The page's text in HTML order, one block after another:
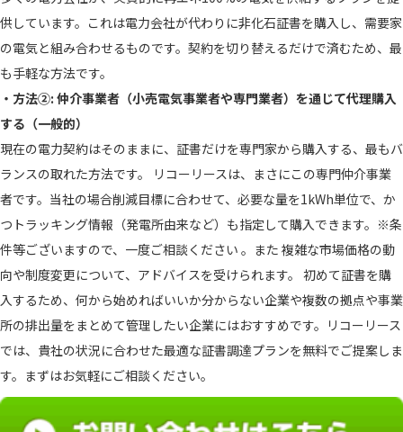
供しています。これは電力会社が代わりに非化石証書を購入し、需要家
の電気と組み合わせるものです。契約を切り替えるだけで済むため、最
も手軽な方法です。
・方法②: 仲介事業者（小売電気事業者や専門業者）を通じて代理購入
する（一般的）
現在の電力契約はそのままに、証書だけを専門家から購入する、最もバ
ランスの取れた方法です。 リコーリースは、まさにこの専門仲介事業
者です。当社の場合削減目標に合わせて、必要な量を1kWh単位で、か
つトラッキング情報（発電所由来など）も指定して購入できます。※条
件等ございますので、一度ご相談ください 。また 複雑な市場価格の動
向や制度変更について、アドバイスを受けられます。 初めて証書を購
入するため、何から始めればいいか分からない企業や複数の拠点や事業
所の排出量をまとめて管理したい企業にはおすすめです。リコーリース
では、貴社の状況に合わせた最適な証書調達プランを無料でご提案しま
す。まずはお気軽にご相談ください。